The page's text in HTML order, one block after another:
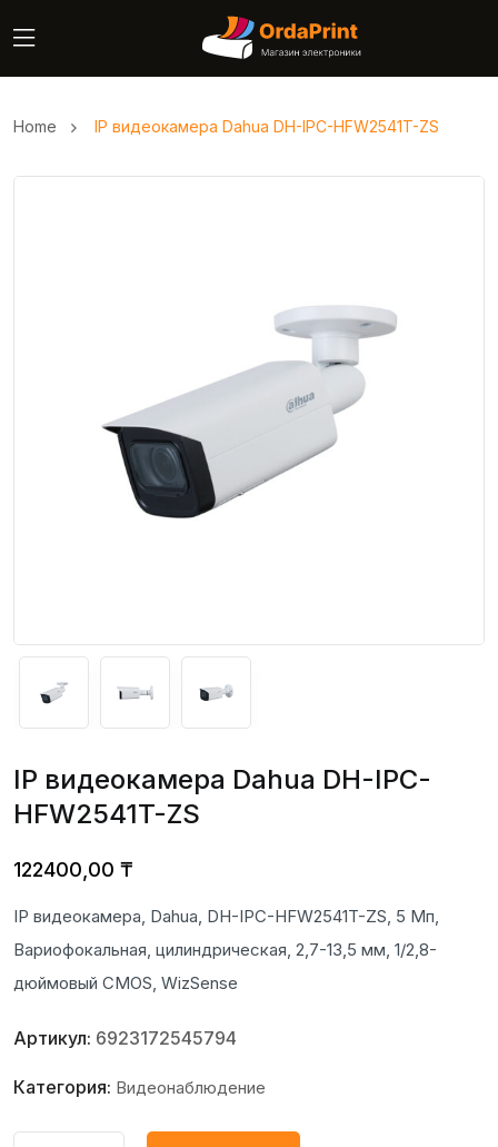
Home IP видеокамера Dahua DH-IPC-HFW2541T-ZS
IP видеокамера Dahua DH-IPC-
HFW2541T-ZS
122400,00 ₸
IP видеокамера, Dahua, DH-IPC-HFW2541T-ZS, 5 Мп,
Вариофокальная, цилиндрическая, 2,7-13,5 мм, 1/2,8-
дюймовый CMOS, WizSense
Артикул: 6923172545794
Категория: Видеонаблюдение